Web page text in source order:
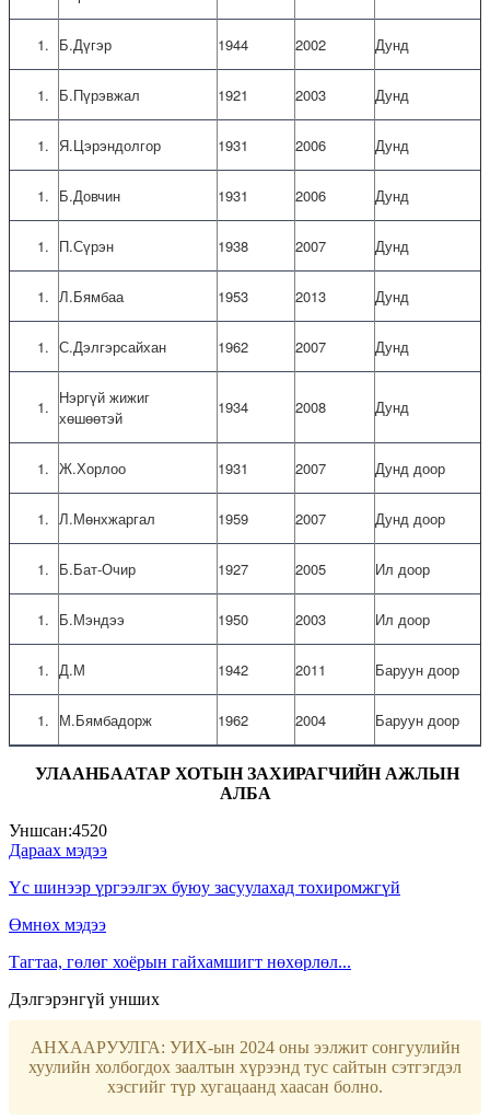
Б.Дүгэр 1944 2002 Дунд
Б.Пүрэвжал 1921 2003 Дунд
Я.Цэрэндолгор 1931 2006 Дунд
Б.Довчин 1931 2006 Дунд
П.Сүрэн 1938 2007 Дунд
Л.Бямбаа 1953 2013 Дунд
С.Дэлгэрсайхан 1962 2007 Дунд
Нэргүй жижиг
хөшөөтэй
1934 2008 Дунд
Ж.Хорлоо 1931 2007 Дунд доор
Л.Мөнхжаргал 1959 2007 Дунд доор
Б.Бат-Очир 1927 2005 Ил доор
Б.Мэндээ 1950 2003 Ил доор
Д.М 1942 2011 Баруун доор
М.Бямбадорж 1962 2004 Баруун доор
УЛААНБААТАР ХОТЫН ЗАХИРАГЧИЙН АЖЛЫН
АЛБА
Уншсан:4520
Дараах мэдээ
Үс шинээр үргээлгэх буюу засуулахад тохиромжгүй
Өмнөх мэдээ
Тагтаа, гөлөг хоёрын гайхамшигт нөхөрлөл...
Дэлгэрэнгүй унших
АНХААРУУЛГА: УИХ-ын 2024 оны ээлжит сонгуулийн
хуулийн холбогдох заалтын хүрээнд тус сайтын сэтгэгдэл
хэсгийг түр хугацаанд хаасан болно.